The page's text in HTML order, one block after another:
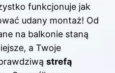
funkcjonuje jak
udany montaż! Od
na balkonie staną
a Twoje
strefą